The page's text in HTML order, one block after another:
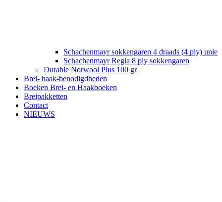
Schachenmayr sokkengaren 4 draads (4 ply) unie
Schachenmayr Regia 8 ply sokkengaren
Durable Norwool Plus 100 gr
Brei- haak-benodigdheden
Boeken Brei- en Haakboeken
Breipakketten
Contact
NIEUWS